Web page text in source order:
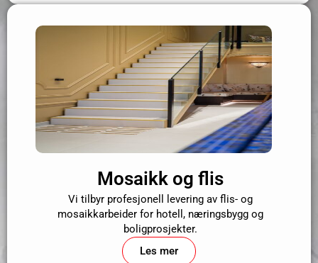
Mosaikk og flis
Vi tilbyr profesjonell levering av flis- og
mosaikkarbeider for hotell, næringsbygg og
boligprosjekter.
Les mer